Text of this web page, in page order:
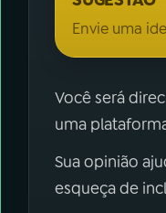
Envie uma
Você será
uma
Sua opinião
esqueça de